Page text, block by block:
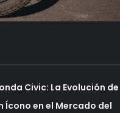
Civic: La Evolución de
Ícono en el Mercado del